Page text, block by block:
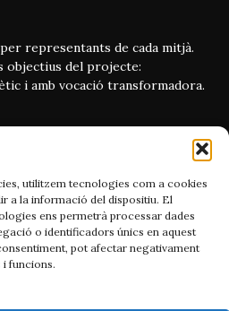
utilitzem tecnologies com a cookies
a la informació del dispositiu. El
ens permetrà processar dades
o identificadors únics en aquest
pot afectar negativament
funcions.
representants de cada mitjà.
objectius del projecte:
i amb vocació transformadora.